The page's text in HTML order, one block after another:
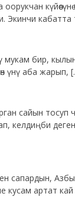
Экинчи кабатта
мукам бир,
үнү аба жарып,
сайын тосуп
келдиңби
сапардын,
кусам артат